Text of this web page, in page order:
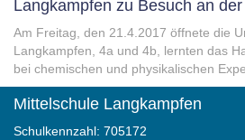
Langkampfen zu Besuch an
Am Freitag, den 21.4.2017 öffnete die
Langkampfen, 4a und 4b, lernten das
bei chemischen und physikalischen
Mittelschule Langkampfen
Schulkennzahl: 705172